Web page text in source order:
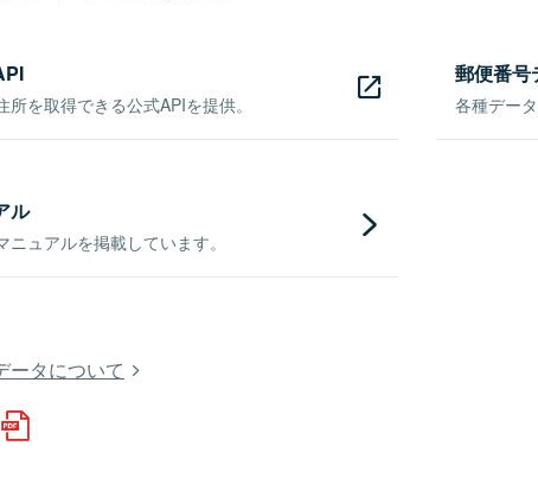
を取得できる公式APIを提供。
郵便番号
各種デー
ル
ュアルを掲載しています。
ータについて